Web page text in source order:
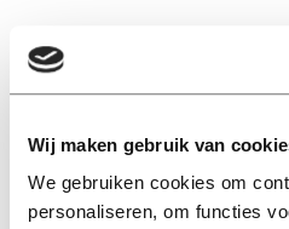
Wij maken gebruik van
We gebruiken cookies om
personaliseren, om functies
propaganda